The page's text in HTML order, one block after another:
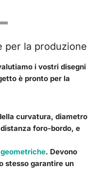
per la produzione
i vostri disegni
è pronto per la
curvatura, diametro
foro-bordo, e
. Devono
stesso garantire un